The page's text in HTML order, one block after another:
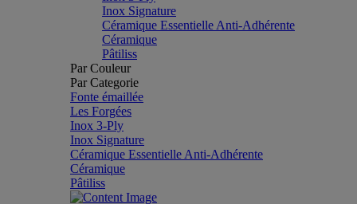
Inox Signature
Céramique Essentielle Anti-Adhérente
Céramique
Pâtiliss
Par Couleur
Par Categorie
Fonte émaillée
Les Forgées
Inox 3-Ply
Inox Signature
Céramique Essentielle Anti-Adhérente
Céramique
Pâtiliss